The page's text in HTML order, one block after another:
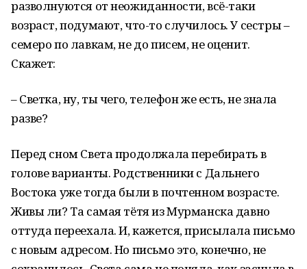
разволнуются от неожиданности, всё-таки
возраст, подумают, что-то случилось. У сестры –
семеро по лавкам, не до писем, не оценит.
Скажет:
– Светка, ну, ты чего, телефон же есть, не знала
разве?
Перед сном Света продолжала перебирать в
голове варианты. Родственники с Дальнего
Востока уже тогда были в почтенном возрасте.
Живы ли? Та самая тётя из Мурманска давно
оттуда переехала. И, кажется, присылала письмо
с новым адресом. Но письмо это, конечно, не